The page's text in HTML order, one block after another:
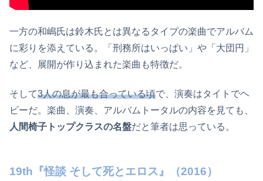
一方の和嶋氏は鈴木氏とは異なるタイプの楽曲でアルバム
に彩りを添えている。「刑務所はいっぱい」や「大団円」
など、展開が作り込まれた楽曲も特徴だ。
そして3人の息が最も合っている頃で、演奏はタイトでヘ
ビーだ。楽曲、演奏、アルバムトータルの内容を見ても、
人間椅子トップクラスの名盤だと筆者は思っている。
19th『怪談 そして死とエロス』（2016）